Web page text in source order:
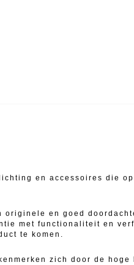
en accessoires die
en goed
met functionaliteit en
te komen.
zich door de